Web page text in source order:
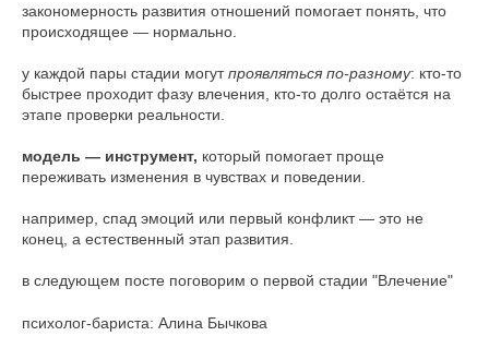
закономерность развития отношений помогает понять, что
происходящее — нормально.
у каждой пары стадии могутпроявляться по-разному: кто-то
быстрее проходит фазу влечения, кто-то долго остаётся на
этапе проверки реальности.
модель — инструмент, который помогает проще
переживать изменения в чувствах и поведении.
например, спад эмоций или первый конфликт — это не
конец, а естественный этап развития.
в следующем посте поговорим о первой стадии "Влечение"
психолог-бариста: Алина Бычкова